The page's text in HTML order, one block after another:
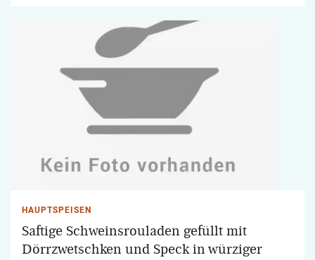
HAUPTSPEISEN
Saftige Schweinsrouladen gefüllt mit
Dörrzwetschken und Speck in würziger